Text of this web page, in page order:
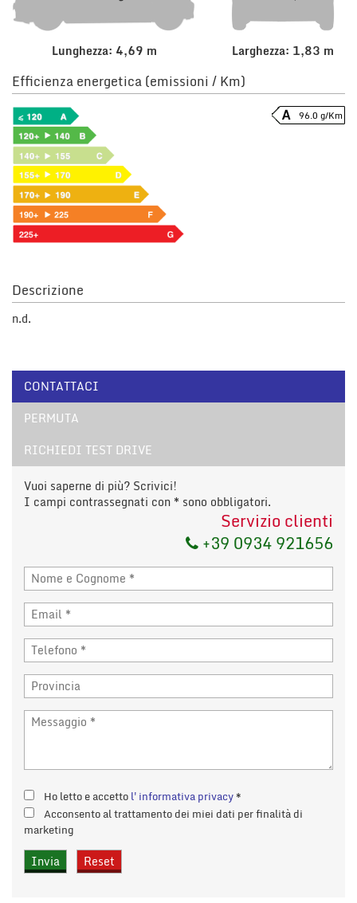
Lunghezza: 4,69 m Larghezza: 1,83 m
Efficienza energetica (emissioni / Km)
96.0 g/Km
Descrizione
n.d.
CONTATTACI
PERMUTA
RICHIEDI TEST DRIVE
Vuoi saperne di più? Scrivici!
I campi contrassegnati con * sono obbligatori.
Servizio clienti
+39 0934 921656
Ho letto e accettol'informativa privacy*
Acconsento al trattamento dei miei dati per finalità di
marketing